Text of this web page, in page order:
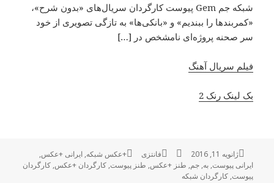
شبکه جم Gem پیوست کارگردان سریال‌های «بدون شرح»،
«کمربندها را ببندیم» و «بانکی‌ها» به تازگی تصویری از خود
سر صحنه پروژه‌ای نامشخص در […]
فیلم سریال آهنگ
بک لینک رنک 2
ارسال
شده
در
ژانویه 11, 2016 نویسندهدسته‌ها
فانتزی برچسب‌ها
+عکس شبکه,ایرانی +عکس,
ایرانی پیوست,به,جم, طنز +عکس, طنز پیوست,کارگردان +عکس,کارگردان
پیوست,کارگردان شبکه